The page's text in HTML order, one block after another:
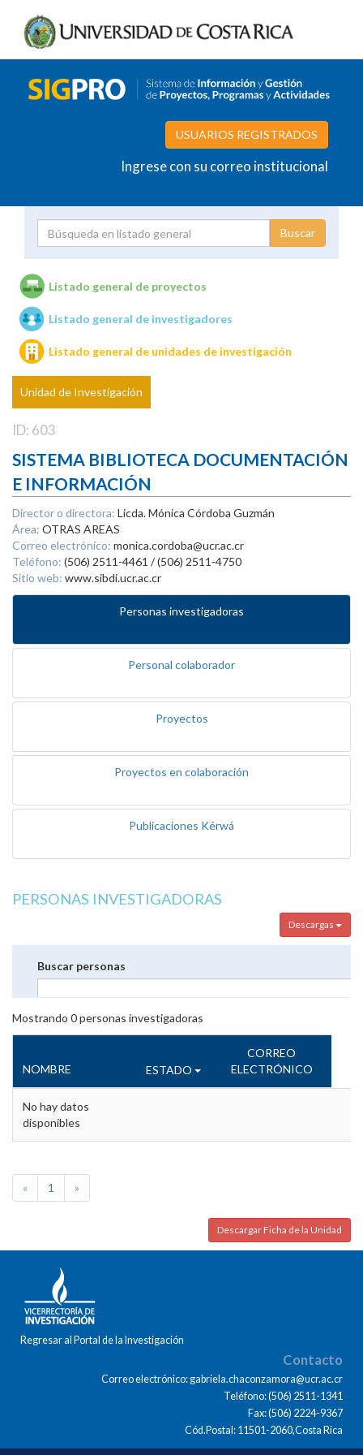
USUARIOS REGISTRADOS
Ingrese con su correo institucional
Unidades de investigación
Listado general de proyectos
Listado general de investigadores
Listado general de unidades de investigación
Unidad de Investigación
ID: 603
SISTEMA BIBLIOTECA DOCUMENTACIÓN
E INFORMACIÓN
Director o directora: Licda. Mónica Córdoba Guzmán
Área: OTRAS AREAS
Correo electrónico: monica.cordoba@ucr.ac.cr
Teléfono: (506) 2511-4461 / (506) 2511-4750
Sitio web: www.sibdi.ucr.ac.cr
Personas investigadoras
Personal colaborador
Proyectos
Proyectos en colaboración
Publicaciones Kérwá
PERSONAS INVESTIGADORAS
Descargas
Buscar personas
Mostrando 0personas investigadoras
NOMBRE ESTADO
CORREO
ELECTRÓNICO
No hay datos
disponibles
« 1 »
Descargar Ficha de la Unidad
Regresar al Portal de la Investigación
Contacto
Correo electrónico: gabriela.chaconzamora@ucr.ac.cr
Teléfono: (506) 2511-1341
Fax: (506) 2224-9367
Cód.Postal: 11501-2060,Costa Rica